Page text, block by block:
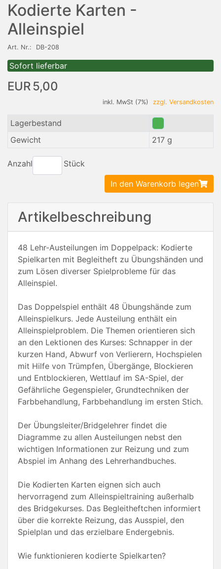
Kodierte Karten -
Alleinspiel
Art. Nr.: DB-208
Sofort lieferbar
EUR 5,00
inkl. MwSt (7%) zzgl. Versandkosten
Lagerbestand
Gewicht
217 g
Anzahl Stück
In den Warenkorb legen
Artikelbeschreibung
48 Lehr-Austeilungen im Doppelpack: Kodierte
Spielkarten mit Begleitheft zu Übungshänden und
zum Lösen diverser Spielprobleme für das
Alleinspiel.
Das Doppelspiel enthält 48 Übungshände zum
Alleinspielkurs. Jede Austeilung enthält ein
Alleinspielproblem. Die Themen orientieren sich
an den Lektionen des Kurses: Schnapper in der
kurzen Hand, Abwurf von Verlierern, Hochspielen
mit Hilfe von Trümpfen, Übergänge, Blockieren
und Entblockieren, Wettlauf im SA-Spiel, der
Gefährliche Gegenspieler, Grundtechniken der
Farbbehandlung, Farbbehandlung im ersten Stich.
Der Übungsleiter/Bridgelehrer findet die
Diagramme zu allen Austeilungen nebst den
wichtigen Informationen zur Reizung und zum
Abspiel im Anhang des Lehrerhandbuches.
Die Kodierten Karten eignen sich auch
hervorragend zum Alleinspieltraining außerhalb
des Bridgekurses. Das Begleitheftchen informiert
über die korrekte Reizung, das Ausspiel, den
Spielplan und das erzielbare Endergebnis.
Wie funktionieren kodierte Spielkarten?